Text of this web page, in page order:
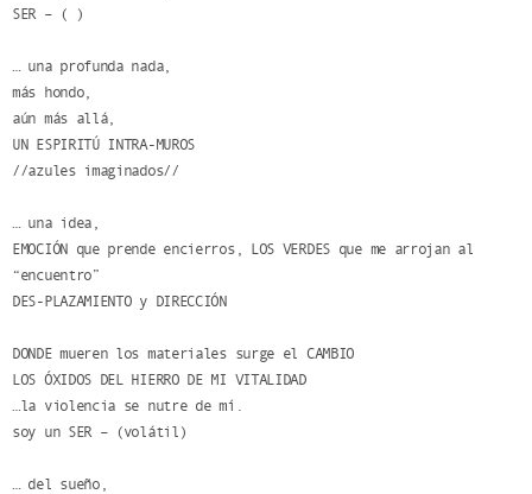
SER – ( )
… una profunda nada,
más hondo,
aún más allá,
UN ESPIRITÚ INTRA-MUROS
//azules imaginados//
… una idea,
EMOCIÓN que prende encierros, LOS VERDES que me arrojan al
“encuentro”
DES-PLAZAMIENTO y DIRECCIÓN
DONDE mueren los materiales surge el CAMBIO
LOS ÓXIDOS DEL HIERRO DE MI VITALIDAD
…la violencia se nutre de mí.
soy un SER – (volátil)
… del sueño,